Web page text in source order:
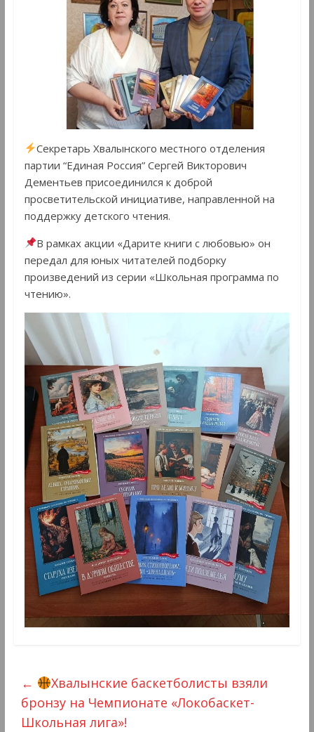
Секретарь Хвалынского местного отделения
партии “Единая Россия” Сергей Викторович
Дементьев присоединился к доброй
просветительской инициативе, направленной на
поддержку детского чтения.
В рамках акции «Дарите книги с любовью» он
передал для юных читателей подборку
произведений из серии «Школьная программа по
чтению».
←
Хвалынские баскетболисты взяли
бронзу на Чемпионате «Локобаскет-
Школьная лига»!